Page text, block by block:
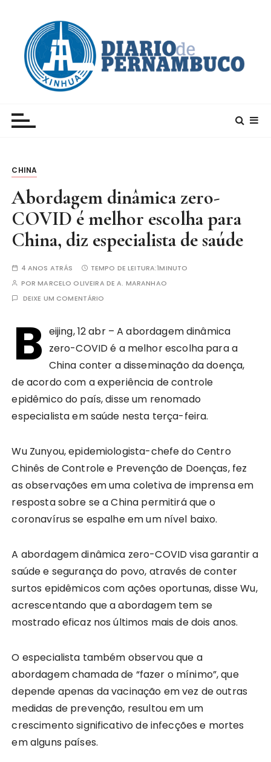
CHINA
Abordagem dinâmica zero-
COVID é melhor escolha para
China, diz especialista de saúde
4 ANOS ATRÁS TEMPO DE LEITURA:1MINUTO
PORMARCELO OLIVEIRA DE A. MARANHAO
DEIXE UM COMENTÁRIO
B eijing, 12 abr – A abordagem dinâmica
zero-COVID é a melhor escolha para a
China conter a disseminação da doença,
de acordo com a experiência de controle
epidêmico do país, disse um renomado
especialista em saúde nesta terça-feira.
Wu Zunyou, epidemiologista-chefe do Centro
Chinês de Controle e Prevenção de Doenças, fez
as observações em uma coletiva de imprensa em
resposta sobre se a China permitirá que o
coronavírus se espalhe em um nível baixo.
A abordagem dinâmica zero-COVID visa garantir a
saúde e segurança do povo, através de conter
surtos epidêmicos com ações oportunas, disse Wu,
acrescentando que a abordagem tem se
mostrado eficaz nos últimos mais de dois anos.
O especialista também observou que a
abordagem chamada de “fazer o mínimo”, que
depende apenas da vacinação em vez de outras
medidas de prevenção, resultou em um
crescimento significativo de infecções e mortes
em alguns países.